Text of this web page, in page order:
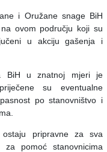
i Oružane snage BiH
ovom području koji su
u akciju gašenja i
BiH u znatnoj mjeri je
su eventualne
po stanovništvo i
pripravne za sva
pomoć stanovnicima